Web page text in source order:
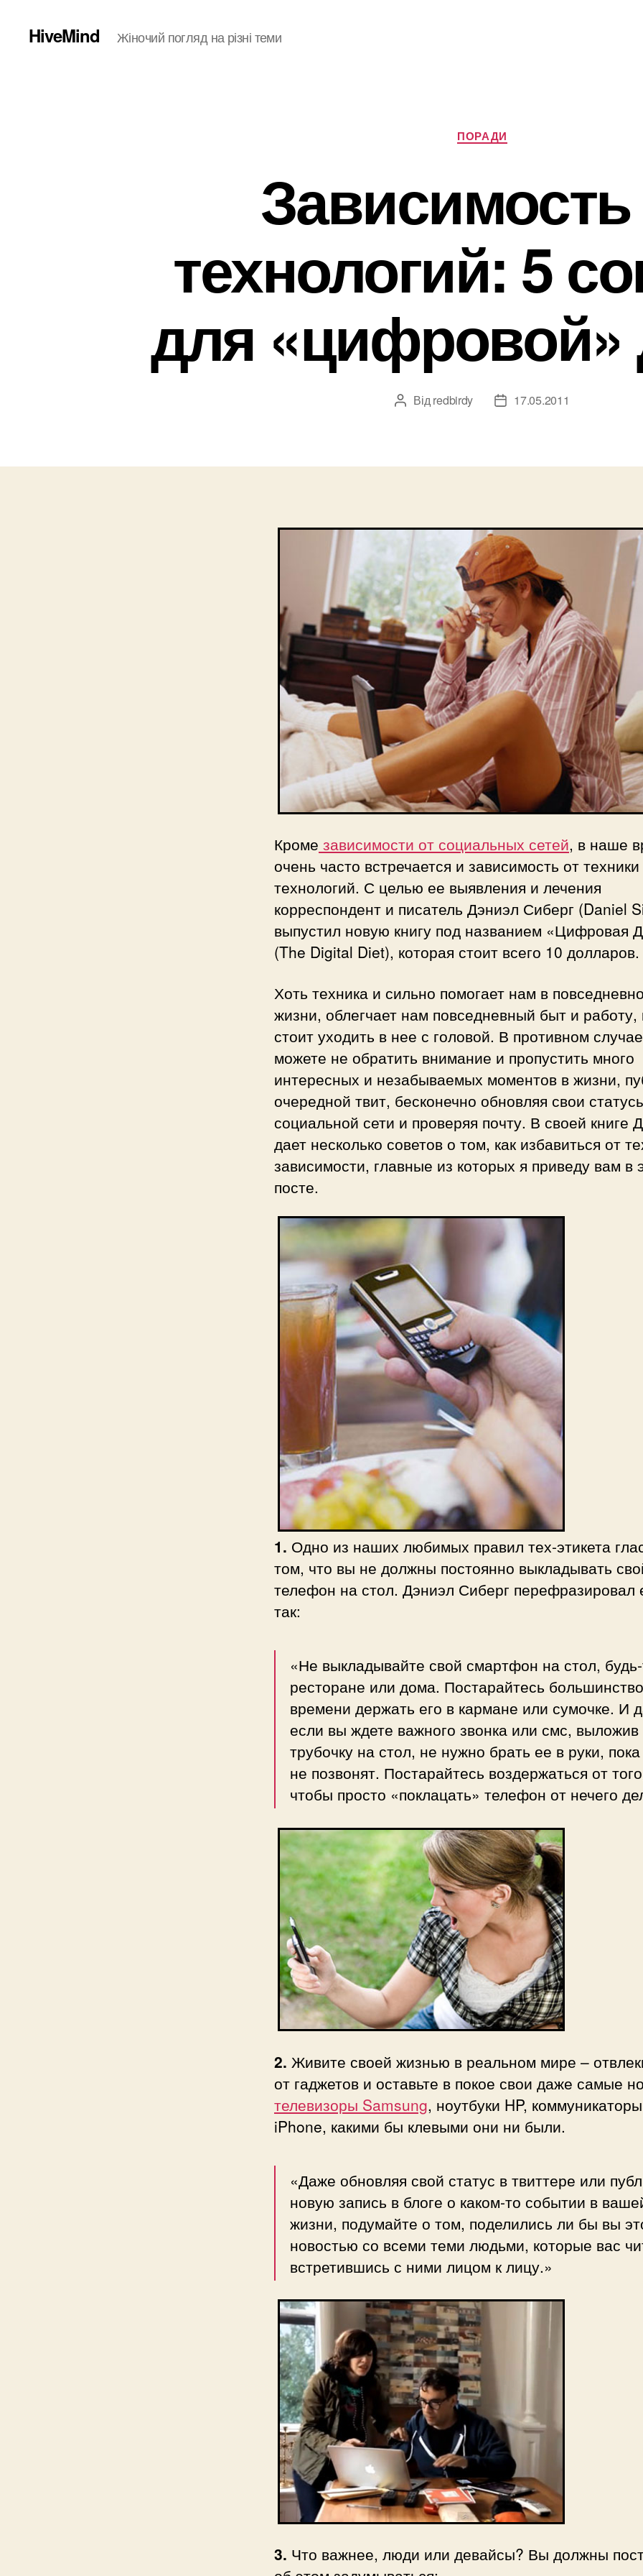
HiveMind Жіночий погляд на різні теми
Категорії
ПОРАДИ
Зависимость
технологий: 5
для «цифровой»
Автор
Від redbirdy
Дата17.05.2011
Кроме зависимости от социальных сетей, в наше
очень часто встречается и зависимость от
технологий. С целью ее выявления и лечения
корреспондент и писатель Дэниэл Сиберг (Daniel
выпустил новую книгу под названием «Цифровая
(The Digital Diet), которая стоит всего 10 долларов.
Хоть техника и сильно помогает нам в
жизни, облегчает нам повседневный быт и работу,
стоит уходить в нее с головой. В противном
можете не обратить внимание и пропустить много
интересных и незабываемых моментов в жизни,
очередной твит, бесконечно обновляя свои
социальной сети и проверяя почту. В своей книге
дает несколько советов о том, как избавиться от
зависимости, главные из которых я приведу вам в
посте.
1. Одно из наших любимых правил тех-этикета
том, что вы не должны постоянно выкладывать
телефон на стол. Дэниэл Сиберг перефразировал
так:
«Не выкладывайте свой смартфон на стол,
ресторане или дома. Постарайтесь большинство
времени держать его в кармане или сумочке. И
если вы ждете важного звонка или смс, выложив
трубочку на стол, не нужно брать ее в руки,
не позвонят. Постарайтесь воздержаться от
чтобы просто «поклацать» телефон от нечего
2. Живите своей жизнью в реальном мире –
от гаджетов и оставьте в покое свои даже самые
телевизоры Samsung, ноутбуки HP, коммуникаторы
iPhone, какими бы клевыми они ни были.
«Даже обновляя свой статус в твиттере или
новую запись в блоге о каком-то событии в
жизни, подумайте о том, поделились ли бы вы
новостью со всеми теми людьми, которые вас
встретившись с ними лицом к лицу.»
3. Что важнее, люди или девайсы? Вы должны